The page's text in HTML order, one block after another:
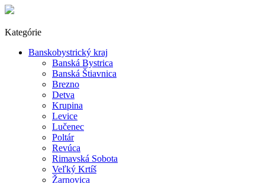
Kategórie
Banskobystrický kraj
Banská Bystrica
Banská Štiavnica
Brezno
Detva
Krupina
Levice
Lučenec
Poltár
Revúca
Rimavská Sobota
Veľký Krtíš
Žarnovica